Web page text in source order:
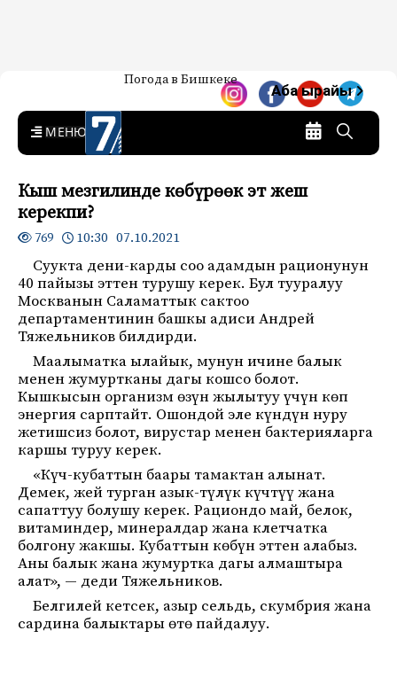
7-канал. Жаңылыктар —
Кыргызстан
Жаңылыктар — Кыргызстан
Погода в Бишкеке
Аба ырайы
MENU
Кыш мезгилинде көбүрөөк эт жеш
керекпи?
769 10:30 07.10.2021
Суукта дени-карды соо адамдын рационунун
40 пайызы эттен турушу керек. Бул тууралуу
Москванын Саламаттык сактоо
департаментинин башкы адиси Андрей
Тяжельников билдирди.
Маалыматка ылайык, мунун ичине балык
менен жумуртканы дагы кошсо болот.
Кышкысын организм өзүн жылытуу үчүн көп
энергия сарптайт. Ошондой эле күндүн нуру
жетишсиз болот, вирустар менен бактерияларга
каршы туруу керек.
«Күч-кубаттын баары тамактан алынат.
Демек, жей турган азык-түлүк күчтүү жана
сапаттуу болушу керек. Рациондо май, белок,
витаминдер, минералдар жана клетчатка
болгону жакшы. Кубаттын көбүн эттен алабыз.
Аны балык жана жумуртка дагы алмаштыра
алат», — деди Тяжельников.
Белгилей кетсек, азыр сельдь, скумбрия жана
сардина балыктары өтө пайдалуу.